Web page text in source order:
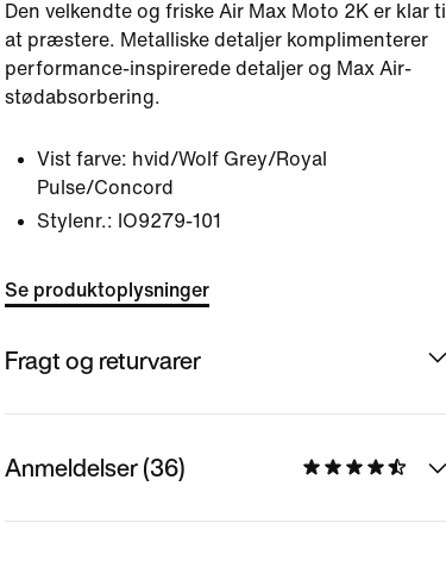
Den velkendte og friske Air Max Moto 2K er klar til
at præstere. Metalliske detaljer komplimenterer
performance-inspirerede detaljer og Max Air-
stødabsorbering.
Vist farve: hvid/Wolf Grey/Royal
Pulse/Concord
Stylenr.: IO9279-101
Se produktoplysninger
Fragt og returvarer
Anmeldelser (36)